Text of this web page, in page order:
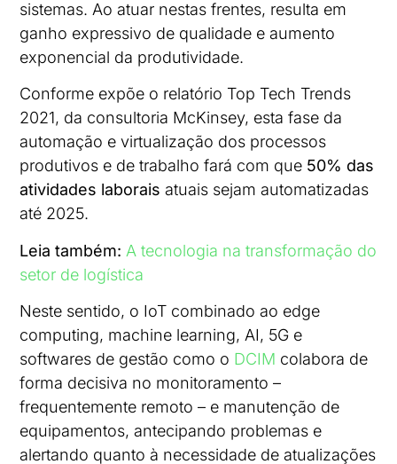
sistemas. Ao atuar nestas frentes, resulta em
ganho expressivo de qualidade e aumento
exponencial da produtividade.
Conforme expõe o relatório Top Tech Trends
2021, da consultoria McKinsey, esta fase da
automação e virtualização dos processos
produtivos e de trabalho fará com que 50% das
atividades laborais atuais sejam automatizadas
até 2025.
Leia também: A tecnologia na transformação do
setor de logística
Neste sentido, o IoT combinado ao edge
computing, machine learning, AI, 5G e
softwares de gestão como o DCIM colabora de
forma decisiva no monitoramento –
frequentemente remoto – e manutenção de
equipamentos, antecipando problemas e
alertando quanto à necessidade de atualizações